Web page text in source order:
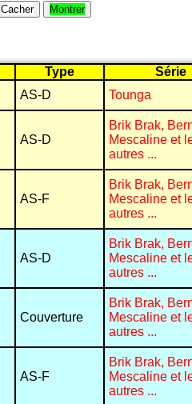
Cacher Montrer
Type
Série
AS-D Tounga
AS-D
Brik Brak,
Mescaline et
autres ...
AS-F
Brik Brak,
Mescaline et
autres ...
AS-D
Brik Brak,
Mescaline et
autres ...
Couverture
Brik Brak,
Mescaline et
autres ...
AS-F
Brik Brak,
Mescaline et
autres ...